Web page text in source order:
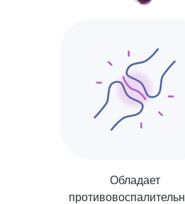
Обладает